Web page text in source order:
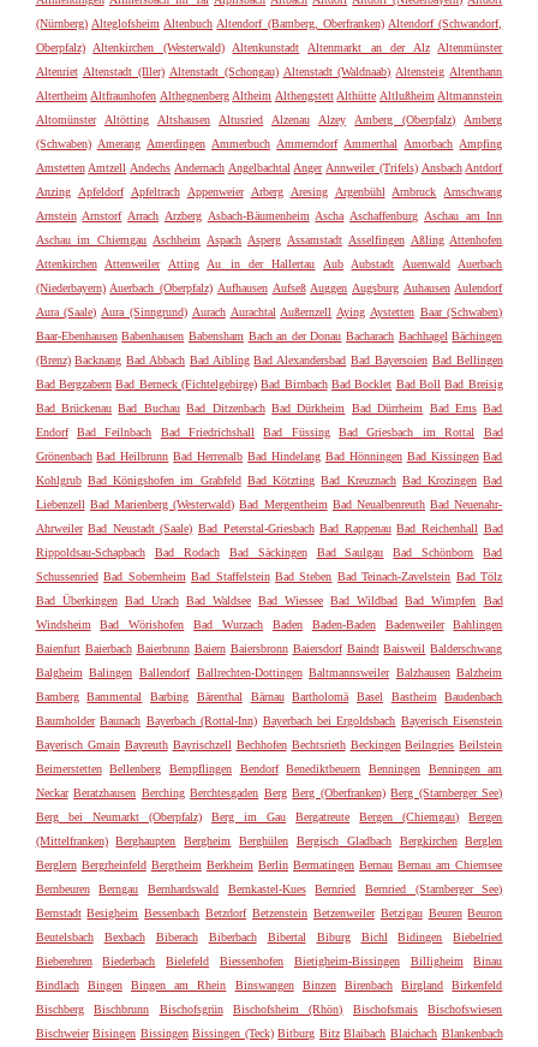
(Nürnberg) Alteglofsheim Altenbuch Altendorf (Bamberg, Oberfranken) Altendorf (Schwandorf,
Oberpfalz)
Altenkirchen (Westerwald) Altenkunstadt Altenmarkt an der Alz
Altenmünster
Altenriet Altenstadt (Iller) Altenstadt (Schongau) Altenstadt (Waldnaab) Altensteig Altenthann
Altertheim Altfraunhofen Althegnenberg Altheim Althengstett Althütte Altlußheim Altmannstein
Altomünster
Altötting Altshausen Altusried Alzenau Alzey Amberg (Oberpfalz)
Amberg
(Schwaben) Amerang Amerdingen Ammerbuch Ammerndorf Ammerthal Amorbach Ampfing
Amstetten Amtzell Andechs Andernach Angelbachtal Anger Annweiler (Trifels) Ansbach Antdorf
Anzing
Apfeldorf Apfeltrach Appenweier Arberg Aresing Argenbühl Arnbruck
Arnschwang
Arnstein Arnstorf Arrach Arzberg Asbach-Bäumenheim Ascha Aschaffenburg Aschau am Inn
Aschau im Chiemgau Aschheim Aspach Asperg Assamstadt Asselfingen Aßling Attenhofen
Attenkirchen
Attenweiler Atting Au in der Hallertau Aub Aubstadt Auenwald
Auerbach
(Niederbayern) Auerbach (Oberpfalz) Aufhausen Aufseß Auggen Augsburg Auhausen Aulendorf
Aura (Saale) Aura (Sinngrund) Aurach Aurachtal Außernzell Aying Aystetten Baar (Schwaben)
Baar-Ebenhausen Babenhausen Babensham Bach an der Donau Bacharach Bachhagel Bächingen
(Brenz) Backnang Bad Abbach Bad Aibling Bad Alexandersbad Bad Bayersoien Bad Bellingen
Bad Bergzabern Bad Berneck (Fichtelgebirge) Bad Birnbach Bad Bocklet Bad Boll Bad Breisig
Bad Brückenau Bad Buchau Bad Ditzenbach Bad Dürkheim Bad Dürrheim Bad Ems Bad
Endorf
Bad Feilnbach Bad Friedrichshall Bad Füssing Bad Griesbach im Rottal
Bad
Grönenbach Bad Heilbrunn Bad Herrenalb Bad Hindelang Bad Hönningen Bad Kissingen Bad
Kohlgrub Bad Königshofen im Grabfeld Bad Kötzting Bad Kreuznach Bad Krozingen Bad
Liebenzell Bad Marienberg (Westerwald) Bad Mergentheim Bad Neualbenreuth Bad Neuenahr-
Ahrweiler Bad Neustadt (Saale) Bad Peterstal-Griesbach Bad Rappenau Bad Reichenhall Bad
Rippoldsau-Schapbach
Bad Rodach Bad Säckingen Bad Saulgau Bad Schönborn
Bad
Schussenried Bad Sobernheim Bad Staffelstein Bad Steben Bad Teinach-Zavelstein Bad Tölz
Bad Überkingen Bad Urach Bad Waldsee Bad Wiessee Bad Wildbad Bad Wimpfen
Bad
Windsheim
Bad Wörishofen Bad Wurzach Baden Baden-Baden Badenweiler
Bahlingen
Baienfurt Baierbach Baierbrunn Baiern Baiersbronn Baiersdorf Baindt Baisweil Balderschwang
Balgheim Balingen Ballendorf Ballrechten-Dottingen Baltmannsweiler Balzhausen Balzheim
Bamberg
Bammental Barbing Bärenthal Bärnau Bartholomä Basel Bastheim
Baudenbach
Baumholder Baunach Bayerbach (Rottal-Inn) Bayerbach bei Ergoldsbach Bayerisch Eisenstein
Bayerisch Gmain Bayreuth Bayrischzell Bechhofen Bechtsrieth Beckingen Beilngries Beilstein
Beimerstetten
Bellenberg Bempflingen Bendorf Benediktbeuern Benningen
Benningen am
Neckar Beratzhausen Berching Berchtesgaden Berg Berg (Oberfranken) Berg (Starnberger See)
Berg bei Neumarkt (Oberpfalz)
Berg im Gau Bergatreute Bergen (Chiemgau)
Bergen
(Mittelfranken)
Berghaupten Bergheim Berghülen Bergisch Gladbach Bergkirchen
Berglen
Berglern Bergrheinfeld Bergtheim Berkheim Berlin Bermatingen Bernau Bernau am Chiemsee
Bernbeuren
Berngau Bernhardswald Bernkastel-Kues Bernried
Bernried (Starnberger See)
Bernstadt Besigheim Bessenbach Betzdorf Betzenstein Betzenweiler Betzigau Beuren Beuron
Beutelsbach
Bexbach Biberach Biberbach Bibertal Biburg Bichl Bidingen
Biebelried
Bieberehren
Biederbach Bielefeld Biessenhofen Bietigheim-Bissingen Billigheim
Binau
Bindlach
Bingen Bingen am Rhein Binswangen Binzen Birenbach Birgland
Birkenfeld
Bischberg
Bischbrunn Bischofsgrün Bischofsheim (Rhön) Bischofsmais
Bischofswiesen
Bischweier Bisingen Bissingen Bissingen (Teck) Bitburg Bitz Blaibach Blaichach Blankenbach